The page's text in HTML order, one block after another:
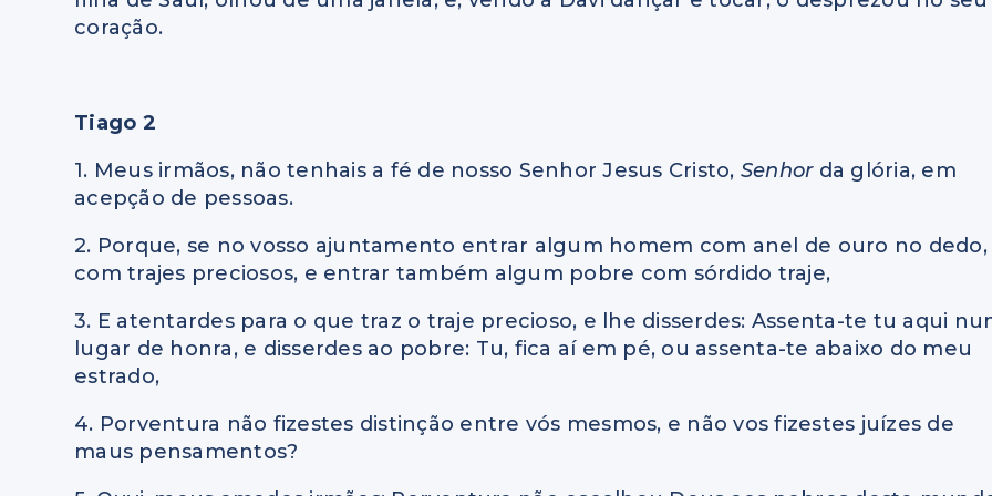
coração.
Tiago 2
1. Meus irmãos, não tenhais a fé de nosso Senhor Jesus Cristo, Senhor da glória, em
acepção de pessoas.
2. Porque, se no vosso ajuntamento entrar algum homem com anel de ouro no dedo,
com trajes preciosos, e entrar também algum pobre com sórdido traje,
3. E atentardes para o que traz o traje precioso, e lhe disserdes: Assenta-te tu aqui
lugar de honra, e disserdes ao pobre: Tu, fica aí em pé, ou assenta-te abaixo do meu
estrado,
4. Porventura não fizestes distinção entre vós mesmos, e não vos fizestes juízes de
maus pensamentos?